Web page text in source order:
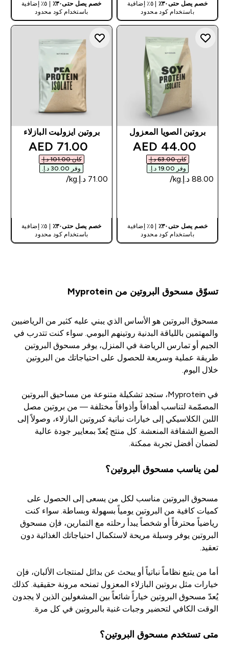
خصم يصل حتى٣٠٪
| ٥٪ إضافية
باستخدام كود محدود
خصم يصل حتى٣٠٪
| ٥٪ إضافية
باستخدام كود محدود
بروتين الصويا المعزول
discounted price
44.00 AED‎
كان ‏63.00 د.إ.‏‎
وفر ‏19.00 د.إ.‏‎
خصم يصل حتى٣٠٪
| ٥٪ إضافية
باستخدام كود محدود
بروتين ايزوليت البازلاء
price
71.00 AED‎
كان ‏101.00 د.إ.‏‎
وفر ‏30.00 د.إ.‏‎
خصم يصل حتى٣٠٪
| ٥٪ إضافية
باستخدام كود محدود
تسوّق مسحوق البروتين من Myprotein
مسحوق البروتين هو الأساس الذي يبني عليه كثير من الرياضيين
والمهتمين باللياقة البدنية روتينهم اليومي. سواء كنت تتدرب في
الجيم أو تمارس الرياضة في المنزل، يوفر مسحوق البروتين
طريقة عملية وسريعة للحصول على احتياجاتك من البروتين
خلال اليوم.
في Myprotein، ستجد تشكيلة متنوعة من مساحيق البروتين
المصمّمة لتناسب أهدافاً وأذواقاً مختلفة — من بروتين مصل
اللبن الكلاسيكي إلى خيارات نباتية كبروتين البازلاء، وصولاً إلى
الصيغ الشفافة المنعشة. كل منتج يُعدّ بمعايير جودة عالية
لضمان أفضل تجربة ممكنة.
لمن يناسب مسحوق البروتين؟
مسحوق البروتين مناسب لكل من يسعى إلى الحصول على
كميات كافية من البروتين يومياً بسهولة وبساطة. سواء كنت
رياضياً محترفاً أو شخصاً يبدأ رحلته مع التمارين، فإن مسحوق
البروتين يوفر وسيلة مريحة لاستكمال احتياجاتك الغذائية دون
تعقيد.
أما من يتبع نظاماً نباتياً أو يبحث عن بدائل لمنتجات الألبان، فإن
خيارات مثل بروتين البازلاء المعزول تمنحه مرونة حقيقية. كذلك
يُعدّ مسحوق البروتين خياراً شائعاً بين المشغولين الذين لا يجدون
الوقت الكافي لتحضير وجبات غنية بالبروتين في كل مرة.
متى تستخدم مسحوق البروتين؟